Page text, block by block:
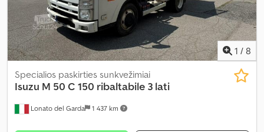
1 / 8
Lonato del Garda 1 437 km
Specialios paskirties sunkvežimiai
Isuzu M 50 C 150 ribaltabile 3 lati